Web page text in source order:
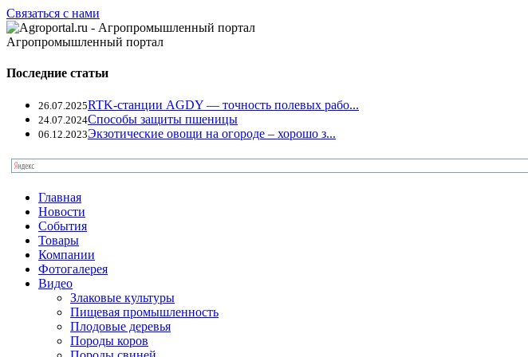
Связаться с нами
Агропромышленный портал
Последние статьи
26.07.2025RTK-станции AGDY — точность полевых рабо...
24.07.2024Способы защиты пшеницы
06.12.2023Экзотические овощи на огороде – хорошо з...
Главная
Новости
События
Товары
Компании
Фотогалерея
Видео
Злаковые культуры
Пищевая промышленность
Плодовые деревья
Породы коров